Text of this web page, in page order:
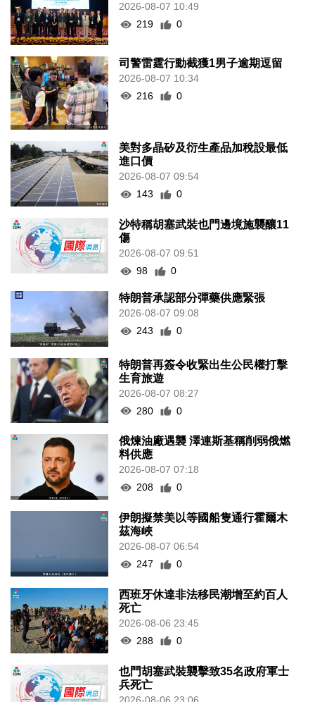
2026-08-07 10:49
219
0
司警雷霆行動截獲1男子逾期逗留
2026-08-07 10:34
216
0
美對多晶矽及衍生產品加稅設最低
進口價
2026-08-07 09:54
143
0
沙特稱胡塞武裝也門邊境施襲釀11
傷
2026-08-07 09:51
98
0
特朗普承認部分彈藥供應緊張
2026-08-07 09:08
243
0
特朗普再簽令收緊出生公民權打擊
生育旅遊
2026-08-07 08:27
280
0
俄煉油廠遇襲 澤連斯基稱削弱俄燃
料供應
2026-08-07 07:18
208
0
伊朗擬禁美以等國船隻通行霍爾木
茲海峽
2026-08-07 06:54
247
0
西班牙休達非法移民潮增至約百人
死亡
2026-08-06 23:45
288
0
也門胡塞武裝襲擊致35名政府軍士
兵死亡
2026-08-06 23:06